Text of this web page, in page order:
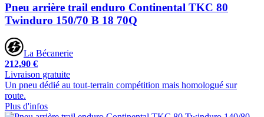
Pneu arrière trail enduro Continental TKC 80
Twinduro 150/70 B 18 70Q
La Bécanerie
212,90 €
Livraison gratuite
Un pneu dédié au tout-terrain compétition mais homologué sur
route.
Plus d'infos